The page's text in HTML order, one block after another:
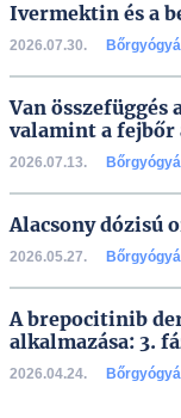
Ivermektin és a
2026.07.30.
Van összefüggés
valamint a fejbőr
2026.07.13.
Alacsony dózisú
2026.05.27.
A brepocitinib
alkalmazása: 3.
2026.04.24.